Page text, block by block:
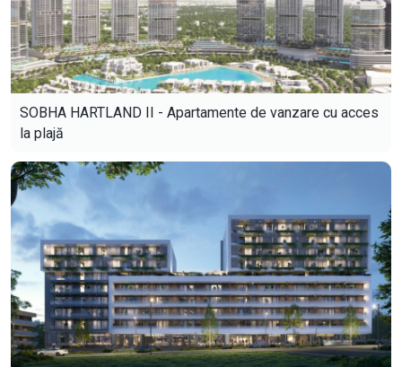
SOBHA HARTLAND II - Apartamente de vanzare cu acces
la plajă